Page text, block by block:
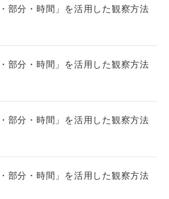
部分・時間」を活用した観察方法
部分・時間」を活用した観察方法
部分・時間」を活用した観察方法
部分・時間」を活用した観察方法